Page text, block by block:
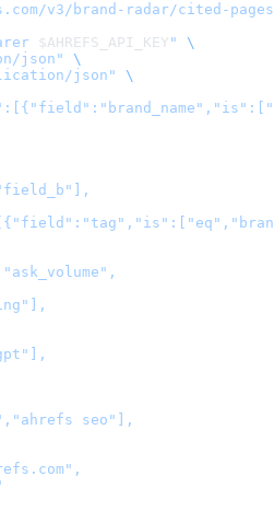
v3/brand-radar/cited-pages
$AHREFS_API_KEY "
\
json"
\
json"
\
seo"],